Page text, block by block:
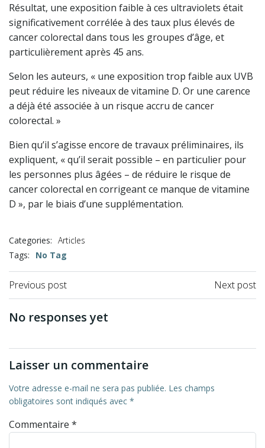
Résultat, une exposition faible à ces ultraviolets était
significativement corrélée à des taux plus élevés de
cancer colorectal dans tous les groupes d’âge, et
particulièrement après 45 ans.
Selon les auteurs, « une exposition trop faible aux UVB
peut réduire les niveaux de vitamine D. Or une carence
a déjà été associée à un risque accru de cancer
colorectal. »
Bien qu’il s’agisse encore de travaux préliminaires, ils
expliquent, « qu’il serait possible – en particulier pour
les personnes plus âgées – de réduire le risque de
cancer colorectal en corrigeant ce manque de vitamine
D », par le biais d’une supplémentation.
Categories: Articles
Tags:
No Tag
Previous post Next post
No responses yet
Laisser un commentaire
Votre adresse e-mail ne sera pas publiée. Les champs
obligatoires sont indiqués avec *
Commentaire *